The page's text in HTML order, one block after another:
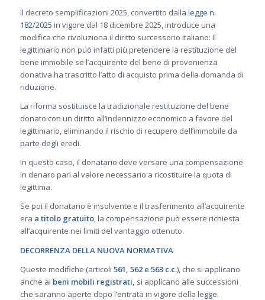
Il decreto semplificazioni 2025, convertito dalla legge n.
182/2025 in vigore dal 18 dicembre 2025, introduce una
modifica che rivoluziona il diritto successorio italiano: Il
legittimario non può infatti più pretendere la restituzione del
bene immobile se l’acquirente del bene di provenienza
donativa ha trascritto l’atto di acquisto prima della domanda di
riduzione.
La riforma sostituisce la tradizionale restituzione del bene
donato con un diritto all’indennizzo economico a favore del
legittimario, eliminando il rischio di recupero dell’immobile da
parte degli eredi.
In questo caso, il donatario deve versare una compensazione
in denaro pari al valore necessario a ricostituire la quota di
legittima.
Se poi il donatario è insolvente e il trasferimento all’acquirente
era a titolo gratuito, la compensazione può essere richiesta
all’acquirente nei limiti del vantaggio ottenuto.
DECORRENZA DELLA NUOVA NORMATIVA
Queste modifiche (articoli 561, 562 e 563 c.c.), che si applicano
anche ai beni mobili registrati, si applicano alle successioni
che saranno aperte dopo l’entrata in vigore della legge.